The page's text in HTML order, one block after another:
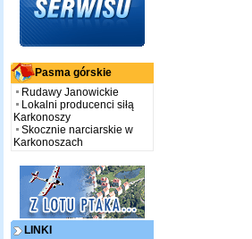
Pasma górskie
Rudawy Janowickie
Lokalni producenci siłą
Karkonoszy
Skocznie narciarskie w
Karkonoszach
LINKI